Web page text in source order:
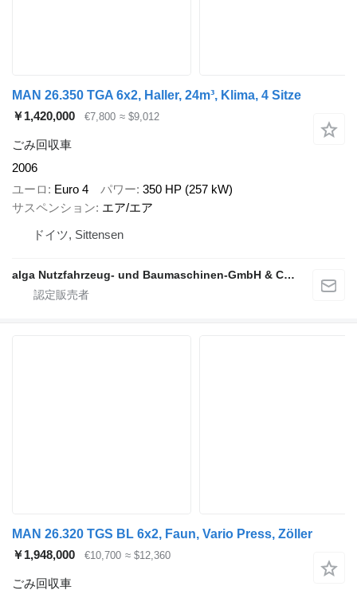
MAN 26.350 TGA 6x2, Haller, 24m³, Klima, 4 Sitze
￥1,420,000
€7,800 ≈ $9,012
ごみ回収車
2006
ユーロ
Euro 4 パワー 350 HP (257 kW)
サスペンション エア/エア
ドイツ, Sittensen
alga Nutzfahrzeug- und Baumaschinen-GmbH & Co. KG
MAN 26.320 TGS BL 6x2, Faun, Vario Press, Zöller
￥1,948,000
€10,700 ≈ $12,360
ごみ回収車